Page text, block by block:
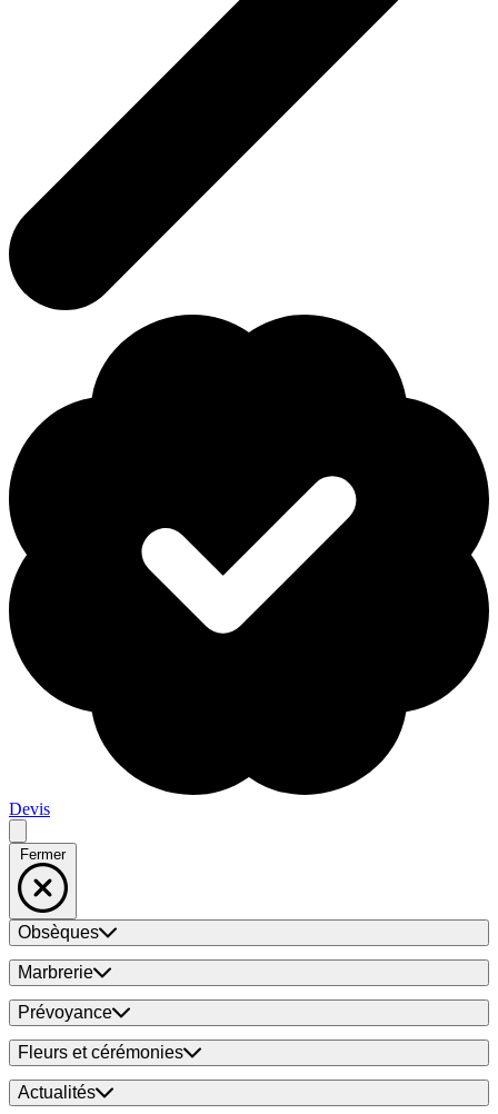
Devis
Fermer
Obsèques
Marbrerie
Prévoyance
Fleurs et cérémonies
Actualités